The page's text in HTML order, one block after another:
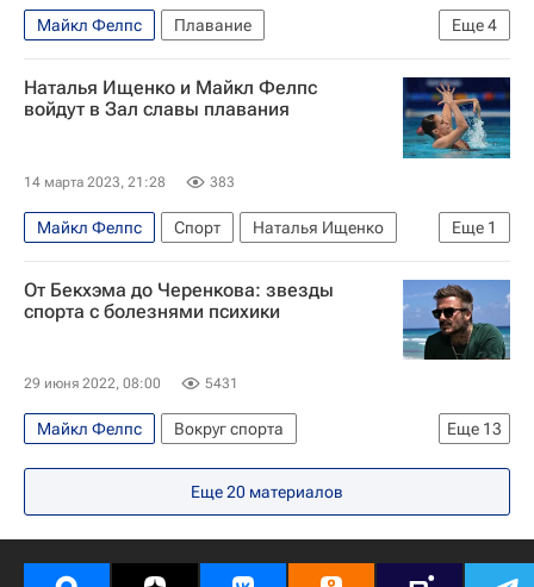
Еще4
Майкл Фелпс
Плавание
Чемпионат мира по водным видам спорта
Дайя Сэто
Кэти Ледеки Фукуока (город)
Наталья Ищенко и Майкл Фелпс
войдут в Зал славы плавания
14 марта 2023, 21:28 383
Еще 1
Майкл Фелпс Спорт
Наталья Ищенко
Водные виды
От Бекхэма до Черенкова: звезды
спорта с болезнями психики
29 июня 2022, 08:00 5431
Еще 13
Майкл Фелпс
Вокруг спорта
Денис Давыдов (самбо)
Федор Черенков
Футбол
Артемий Панарин
Дэвид Бекхэм
Тайсон Фьюри
Алехандро Домингес
Еще20 материалов